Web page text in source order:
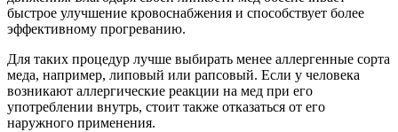
быстрое улучшение кровоснабжения и способствует более
эффективному прогреванию.
Для таких процедур лучше выбирать менее аллергенные сорта
меда, например, липовый или рапсовый. Если у человека
возникают аллергические реакции на мед при его
употреблении внутрь, стоит также отказаться от его
наружного применения.